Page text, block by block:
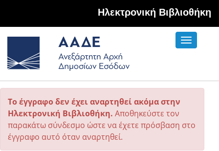
Hλεκτρονική Βιβλιοθήκη
Toggle
Το έγγραφο δεν έχει αναρτηθεί ακόμα στην
Ηλεκτρονική Βιβλιοθήκη. Αποθηκεύστε τον
παρακάτω σύνδεσμο ώστε να έχετε πρόσβαση στο
έγγραφο αυτό όταν αναρτηθεί.